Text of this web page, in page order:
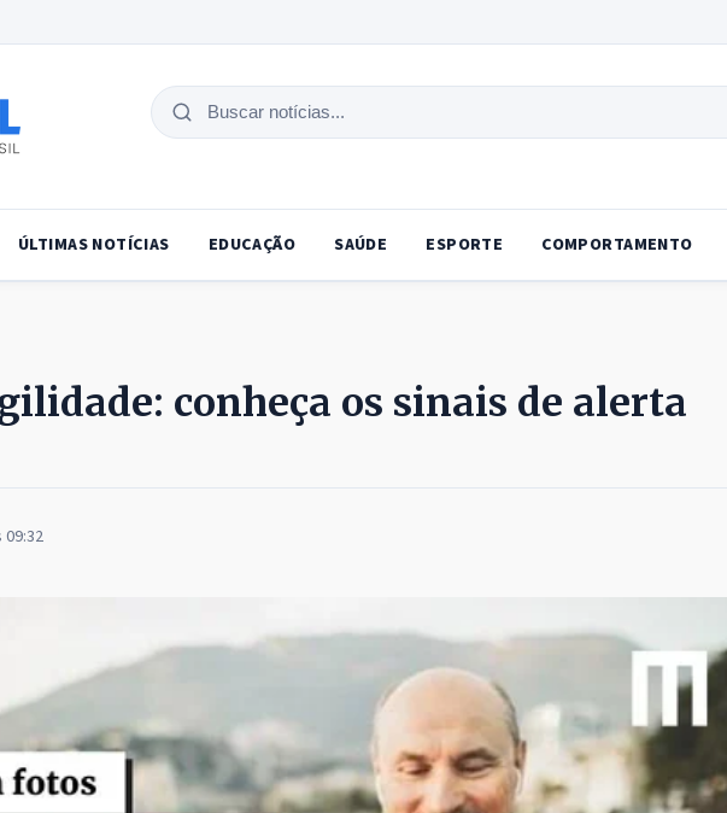
Buscar
ÚLTIMAS NOTÍCIAS EDUCAÇÃO SAÚDE ESPORTE COMPORTAMENTO
conheça os sinais de alerta
09:32